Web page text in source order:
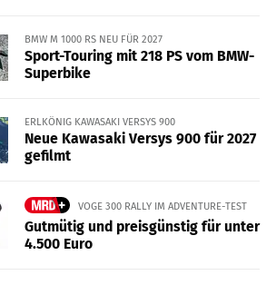
BMW M 1000 RS NEU FÜR 2027
Sport-Touring mit 218 PS vom BMW-
Superbike
ERLKÖNIG KAWASAKI VERSYS 900
Neue Kawasaki Versys 900 für 2027
gefilmt
VOGE 300 RALLY IM ADVENTURE-TEST
Gutmütig und preisgünstig für unter
4.500 Euro